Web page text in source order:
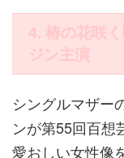
4. 椿の花咲
ジン主演
シングルマザー
ンが第55回百想
愛おしい女性像